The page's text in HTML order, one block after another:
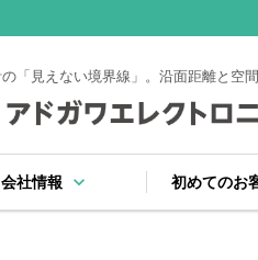
会社情報 keyboard_arrow_down 初めてのお